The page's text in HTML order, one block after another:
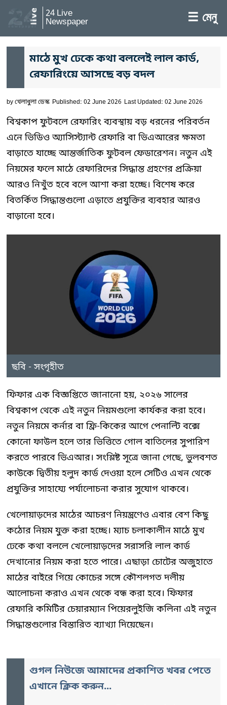
24 Live
Newspaper ☰ মেনু
মাঠে মুখ ঢেকে কথা বললেই লাল কার্ড,
রেফারিংয়ে আসছে বড় বদল
byখেলাধুলা ডেস্ক Published: 02 June 2026 Last Updated: 02 June 2026
বিশ্বকাপ ফুটবলে রেফারিং ব্যবস্থায় বড় ধরনের পরিবর্তন
এনে ভিডিও অ্যাসিস্ট্যান্ট রেফারি বা ভিএআরের ক্ষমতা
বাড়াতে যাচ্ছে আন্তর্জাতিক ফুটবল ফেডারেশন। নতুন এই
নিয়মের ফলে মাঠে রেফারিদের সিদ্ধান্ত গ্রহণের প্রক্রিয়া
আরও নিখুঁত হবে বলে আশা করা হচ্ছে। বিশেষ করে
বিতর্কিত সিদ্ধান্তগুলো এড়াতে প্রযুক্তির ব্যবহার আরও
বাড়ানো হবে।
ছবি - সংগৃহীত
ফিফার এক বিজ্ঞপ্তিতে জানানো হয়, ২০২৬ সালের
বিশ্বকাপ থেকে এই নতুন নিয়মগুলো কার্যকর করা হবে।
নতুন নিয়মে কর্নার বা ফ্রি-কিকের আগে পেনাল্টি বক্সে
কোনো ফাউল হলে তার ভিত্তিতে গোল বাতিলের সুপারিশ
করতে পারবে ভিএআর। সংশ্লিষ্ট সূত্রে জানা গেছে, ভুলবশত
কাউকে দ্বিতীয় হলুদ কার্ড দেওয়া হলে সেটিও এখন থেকে
প্রযুক্তির সাহায্যে পর্যালোচনা করার সুযোগ থাকবে।
খেলোয়াড়দের মাঠের আচরণ নিয়ন্ত্রণেও এবার বেশ কিছু
কঠোর নিয়ম যুক্ত করা হচ্ছে। ম্যাচ চলাকালীন মাঠে মুখ
ঢেকে কথা বললে খেলোয়াড়দের সরাসরি লাল কার্ড
দেখানোর নিয়ম করা হতে পারে। এছাড়া চোটের অজুহাতে
মাঠের বাইরে গিয়ে কোচের সঙ্গে কৌশলগত দলীয়
আলোচনা করাও এখন থেকে বন্ধ করা হবে। ফিফার
রেফারি কমিটির চেয়ারম্যান পিয়েরলুইজি কলিনা এই নতুন
সিদ্ধান্তগুলোর বিস্তারিত ব্যাখ্যা দিয়েছেন।
গুগল নিউজে আমাদের প্রকাশিত খবর পেতে
এখানে ক্লিক করুন...